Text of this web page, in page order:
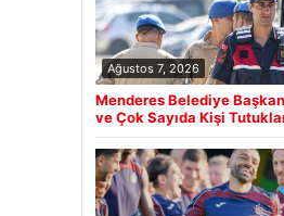
Ağustos 7, 2026
Menderes Belediye
ve Çok Sayıda Kişi